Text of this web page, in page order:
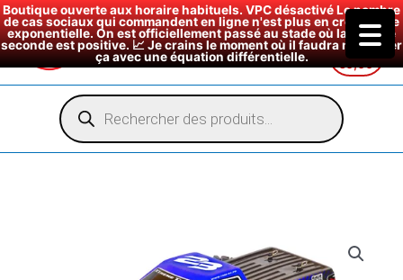
Boutique ouverte aux horaire habituels. VPC désactivé Le nombre
de cas sociaux qui commandent en ligne n'est plus en croissance
exponentielle. On est officiellement passé au stade où la dérivée
seconde est positive. 📈 Je crains le moment où il faudra modéliser
ça avec une équation différentielle.
€0,00
Recherche
de
produits